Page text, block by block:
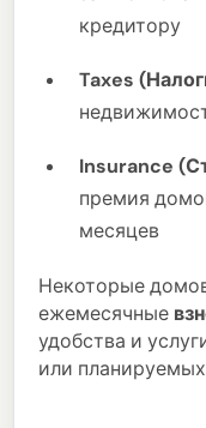
кредитору
Taxes
Insurance
премия
месяцев
Некоторые
ежемесячные
удобства и
или